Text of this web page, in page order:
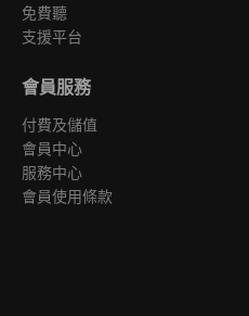
免費聽
支援平台
會員服務
付費及儲值
會員中心
服務中心
會員使用條款